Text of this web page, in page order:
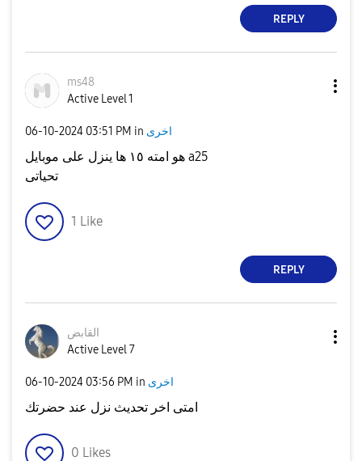
REPLY
ms48
Active Level 1
‎06-10-2024 03:51 PM in اخرى
هو امته ١٥ ها ينزل على موبايل a25
تحياتى
1 Like
REPLY
القابض
Active Level 7
‎06-10-2024 03:56 PM in اخرى
امتى اخر تحديث نزل عند حضرتك
0 Likes